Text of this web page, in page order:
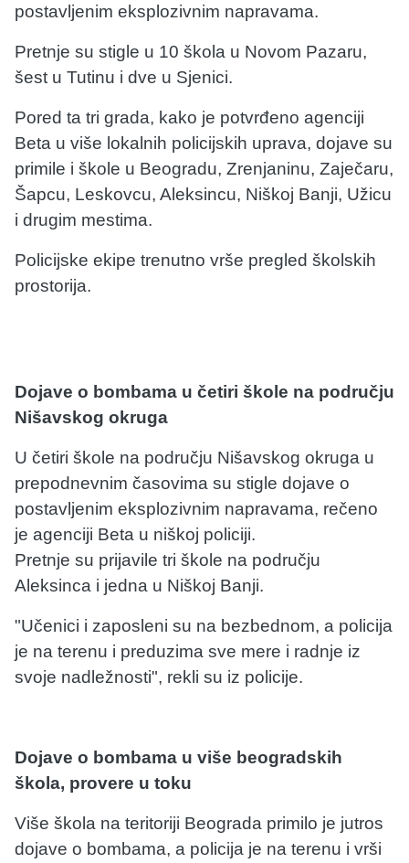
postavljenim eksplozivnim napravama.
Pretnje su stigle u 10 škola u Novom Pazaru,
šest u Tutinu i dve u Sjenici.
Pored ta tri grada, kako je potvrđeno agenciji
Beta u više lokalnih policijskih uprava, dojave su
primile i škole u Beogradu, Zrenjaninu, Zaječaru,
Šapcu, Leskovcu, Aleksincu, Niškoj Banji, Užicu
i drugim mestima.
Policijske ekipe trenutno vrše pregled školskih
prostorija.
Dojave o bombama u četiri škole na području
Nišavskog okruga
U četiri škole na području Nišavskog okruga u
prepodnevnim časovima su stigle dojave o
postavljenim eksplozivnim napravama, rečeno
je agenciji Beta u niškoj policiji.
Pretnje su prijavile tri škole na području
Aleksinca i jedna u Niškoj Banji.
"Učenici i zaposleni su na bezbednom, a policija
je na terenu i preduzima sve mere i radnje iz
svoje nadležnosti", rekli su iz policije.
Dojave o bombama u više beogradskih
škola, provere u toku
Više škola na teritoriji Beograda primilo je jutros
dojave o bombama, a policija je na terenu i vrši